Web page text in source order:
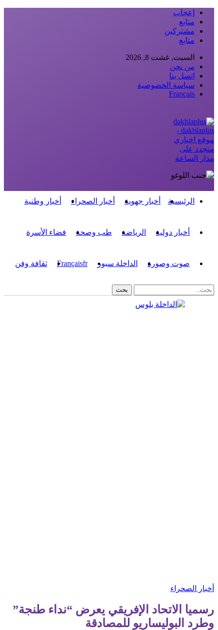
إعجاب
متابع
مشتركين
متابع
السبت, غشت 8, 2026
من نحن
اتصل بنا
سياسة الخصوصية
Français
dakhlaplus -
موقع اخباري
متجدد على
مدار الساعة
الرئيسية أخبار جهوية أخبار الصحراء أخبار وطنية
أخبار دولية الرياضة طب وصحة فضاء الأسرة
صوت وصورة الداخلة سبور Françaisfr ثقافة وفن
أخبار الصحراء
رسميا الاتحاد الإفريقي يعرض “نداء طنجة”
وطرد البوليساريو للمصادقة